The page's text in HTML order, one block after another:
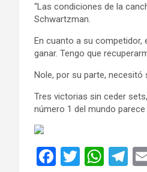
“Las condiciones de la
Schwartzman.
En cuanto a su competidor,
ganar. Tengo que
Nole, por su parte, necesitó
Tres victorias sin ceder
número 1 del mundo
F
T
W T